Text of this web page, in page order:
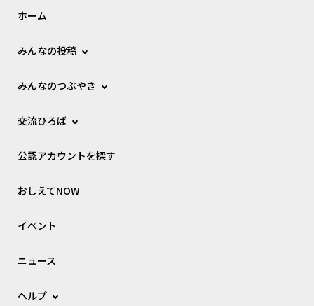
ホーム
みんなの投稿
みんなのつぶやき
交流ひろば
公認アカウントを探す
おしえてNOW
イベント
ニュース
ヘルプ